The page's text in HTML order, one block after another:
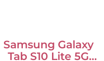
Samsung Galaxy
Tab S10 Lite 5G